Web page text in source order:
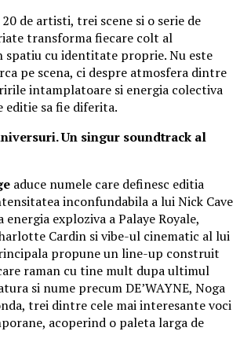
de artisti, trei scene si o serie de
transforma fiecare colt al
cu identitate proprie. Nu este
pe scena, ci despre atmosfera dintre
intamplatoare si energia colectiva
editie sa fie diferita.
Un singur soundtrack al
aduce numele care definesc editia
inconfundabila a lui Nick Cave
energia exploziva a Palaye Royale,
Cardin si vibe-ul cinematic al lui
propune un line-up construit
raman cu tine mult dupa ultimul
si nume precum DE’WAYNE, Noga
trei dintre cele mai interesante voci
acoperind o paleta larga de